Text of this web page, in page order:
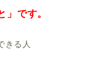
」です。
きる人